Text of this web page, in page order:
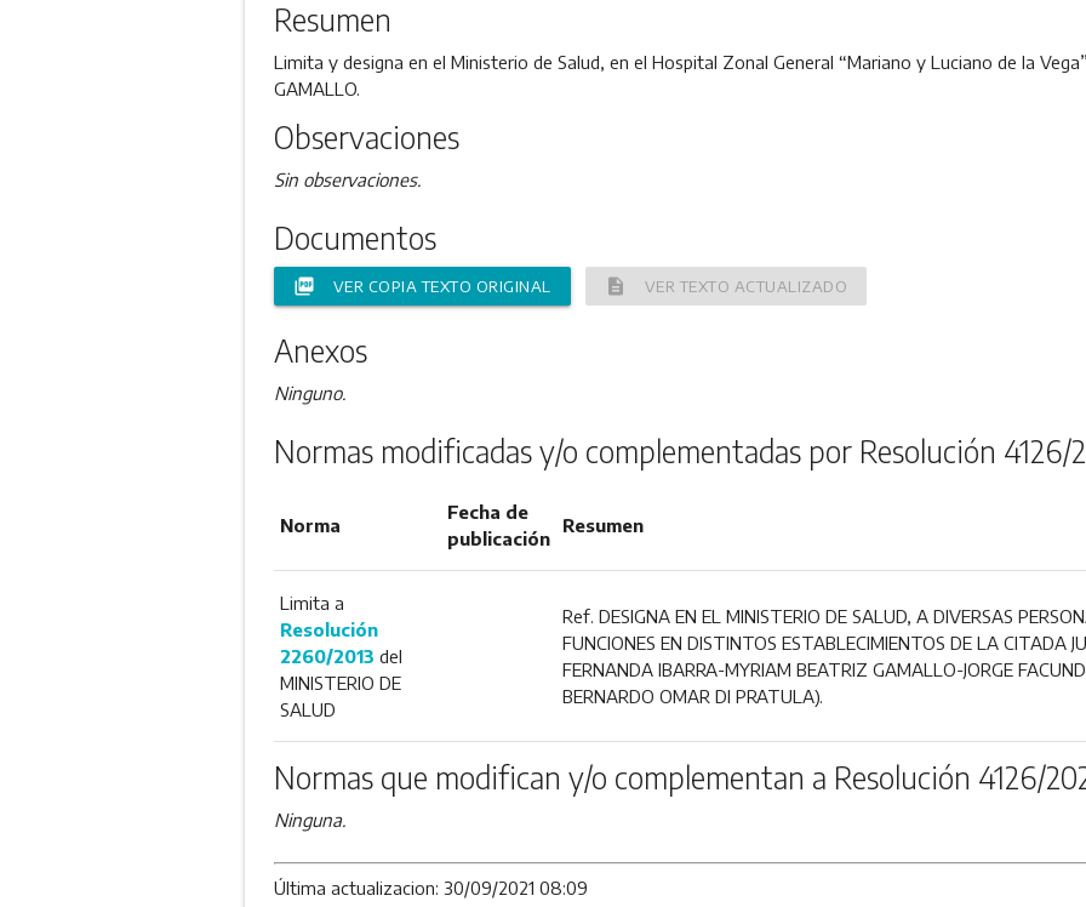
Resumen
Limita y designa en el Ministerio de Salud, en el Hospital Zonal General “Mariano y Luciano de la
GAMALLO.
Observaciones
Sin observaciones.
Documentos
picture_as_pdf VER COPIA TEXTO ORIGINAL description VER TEXTO ACTUALIZADO
Anexos
Ninguno.
Normas modificadas y/o complementadas por Resolución 4126/
Norma
Fecha de
publicación
Resumen
Limita a
Resolución
2260/2013 del
MINISTERIO DE
SALUD
Ref. DESIGNA EN EL MINISTERIO DE SALUD, A DIVERSAS
FUNCIONES EN DISTINTOS ESTABLECIMIENTOS DE LA CITADA
FERNANDA IBARRA-MYRIAM BEATRIZ GAMALLO-JORGE
BERNARDO OMAR DI PRATULA).
Normas que modifican y/o complementan a Resolución 4126/
Ninguna.
Última actualizacion: 30/09/2021 08:09